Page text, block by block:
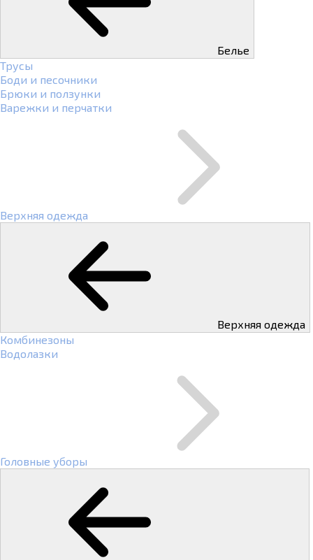
Белье
Трусы
Боди и песочники
Брюки и ползунки
Варежки и перчатки
Верхняя одежда
Верхняя одежда
Комбинезоны
Водолазки
Головные уборы